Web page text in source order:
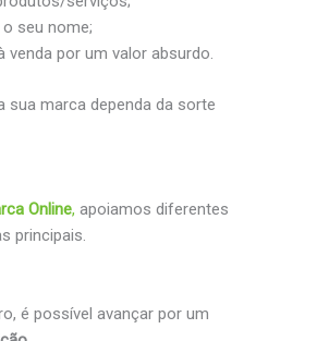
seu nome;
venda por um valor absurdo.
sua marca dependa da sorte
Online, apoiamos diferentes
principais.
é possível avançar por um